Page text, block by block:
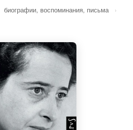
биографии, воспоминания, письма
›